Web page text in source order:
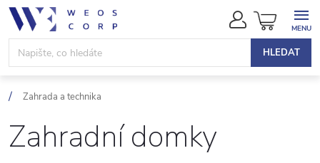
Přejít
obsah
HLEDAT
NÁKUPNÍ
KOŠÍK
Zahrada a technika
Zahradní domky